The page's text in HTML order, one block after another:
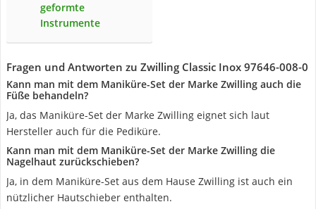
geformte
Instrumente
Fragen und Antworten zu Zwilling Classic Inox 97646-008-0
Kann man mit dem Maniküre-Set der Marke Zwilling auch die
Füße behandeln?
Ja, das Maniküre-Set der Marke Zwilling eignet sich laut
Hersteller auch für die Pediküre.
Kann man mit dem Maniküre-Set der Marke Zwilling die
Nagelhaut zurückschieben?
Ja, in dem Maniküre-Set aus dem Hause Zwilling ist auch ein
nützlicher Hautschieber enthalten.